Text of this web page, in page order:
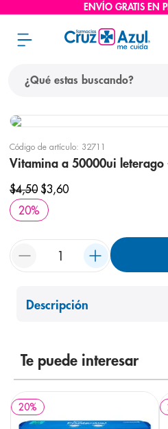
ENVÍO GRATIS EN
Código de artículo: 32711
Vitamina a 50000ui leterago
$4,50 $3,60
20%
Descripción
Te puede interesar
20%
términos más buscados
3. eucerin
nivea
6. shampoo
7 bioderma
10